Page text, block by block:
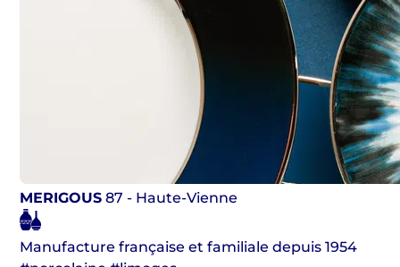
MERIGOUS 87 - Haute-Vienne
Manufacture française et familiale depuis 1954